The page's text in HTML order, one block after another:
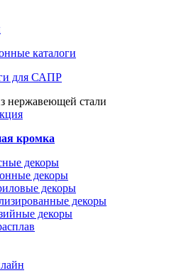
каталоги
для САПР
кромка
декоры
декоры
декоры
декоры
декоры